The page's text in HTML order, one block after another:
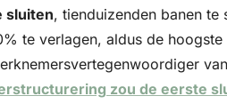
sluiten, tienduizenden banen te
te verlagen, aldus de hoogste
zou de eerste